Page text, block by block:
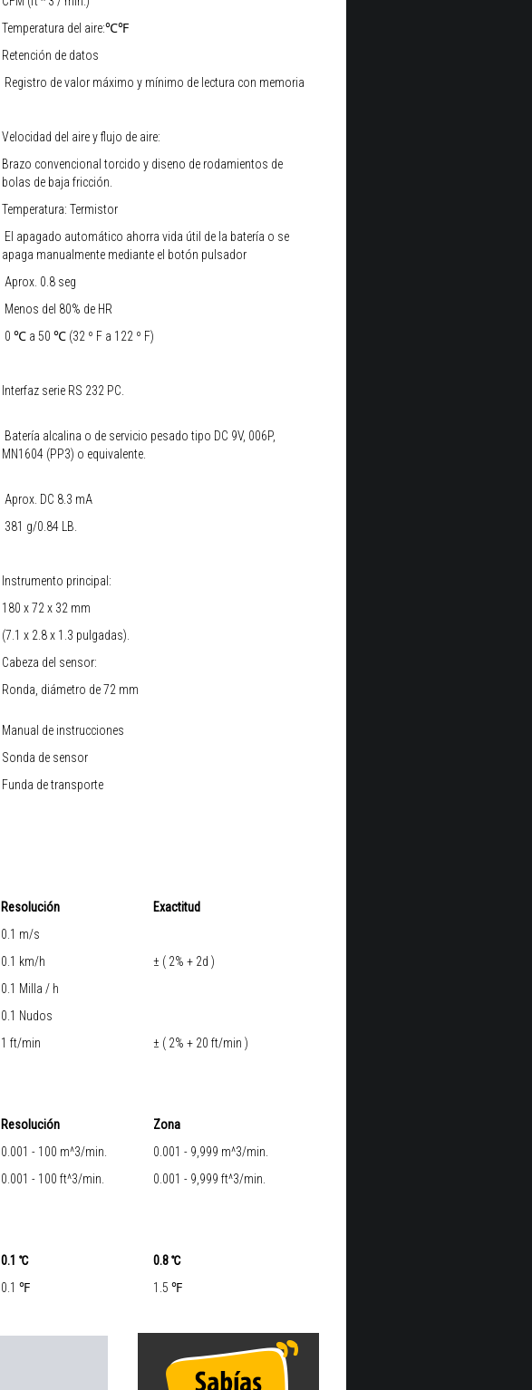
Temperatura del aire:℃℉
Retención de datos
Registro de valor máximo y mínimo de lectura con memoria
Velocidad del aire y flujo de aire:
Brazo convencional torcido y diseno de rodamientos de
bolas de baja fricción.
Temperatura: Termistor
El apagado automático ahorra vida útil de la batería o se
apaga manualmente mediante el botón pulsador
Aprox. 0.8 seg
Menos del 80% de HR
0 ℃ a 50 ℃ (32 º F a 122 º F)
Interfaz serie RS 232 PC.
Batería alcalina o de servicio pesado tipo DC 9V, 006P,
MN1604 (PP3) o equivalente.
Aprox. DC 8.3 mA
381 g/0.84 LB.
Instrumento principal:
180 x 72 x 32 mm
(7.1 x 2.8 x 1.3 pulgadas).
Cabeza del sensor:
Ronda, diámetro de 72 mm
Manual de instrucciones
Sonda de sensor
Funda de transporte
Resolución
Exactitud
0.1 m/s
± ( 2% + 2d )
0.1 km/h
0.1 Milla / h
0.1 Nudos
1 ft/min ± ( 2% + 20 ft/min )
Resolución
Zona
0.001 - 100 m^3/min.
0.001 - 9,999 m^3/min.
0.001 - 100 ft^3/min. 0.001 - 9,999 ft^3/min.
0.1 ℃
0.8 ℃
0.1 ℉ 1.5 ℉